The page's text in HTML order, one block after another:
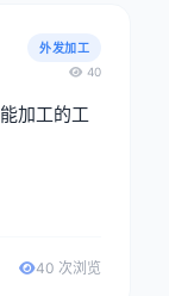
外发加工
40
加工的工
40 次浏览